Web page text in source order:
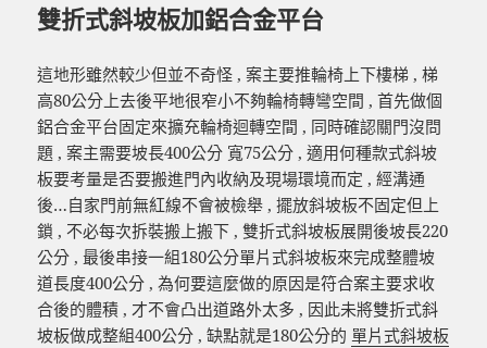
雙折式斜坡板加鋁合金平台
這地形雖然較少但並不奇怪 , 案主要推輪椅上下樓梯 , 梯
高80公分上去後平地很窄小不夠輪椅轉彎空間 , 首先做個
鋁合金平台固定來擴充輪椅迴轉空間 , 同時確認關門沒問
題 , 案主需要坡長400公分 寬75公分 , 適用何種款式斜坡
板要考量是否要搬進門內收納及現場環境而定 , 經溝通
後…自家門前無紅線不會被檢舉 , 擺放斜坡板不固定但上
鎖 , 不必每次拆裝搬上搬下 , 雙折式斜坡板展開後坡長220
公分 , 最後串接一組180公分單片式斜坡板來完成整體坡
道長度400公分 , 為何要這麼做的原因是符合案主要求收
合後的體積 , 才不會凸出道路外太多 , 因此未將雙折式斜
坡板做成整組400公分 , 缺點就是180公分的 單片式斜坡板